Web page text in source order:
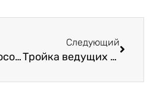
Различные способы использования клея для ткани
Следующий
Тройка ведущих производителей атласной ткани в Китае за лучший выбор